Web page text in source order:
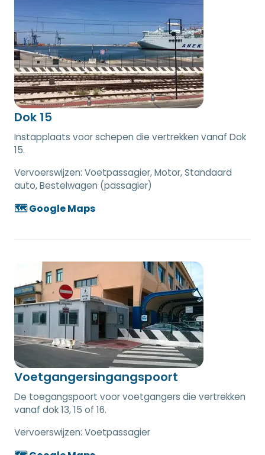
Dok 15
Instapplaats voor schepen die vertrekken vanaf Dok
15.
Vervoerswijzen: Voetpassagier, Motor, Standaard
auto, Bestelwagen (passagier)
🗺️ Google Maps
Voetgangersingangspoort
De toegangspoort voor voetgangers die vertrekken
vanaf dok 13, 15 of 16.
Vervoerswijzen: Voetpassagier